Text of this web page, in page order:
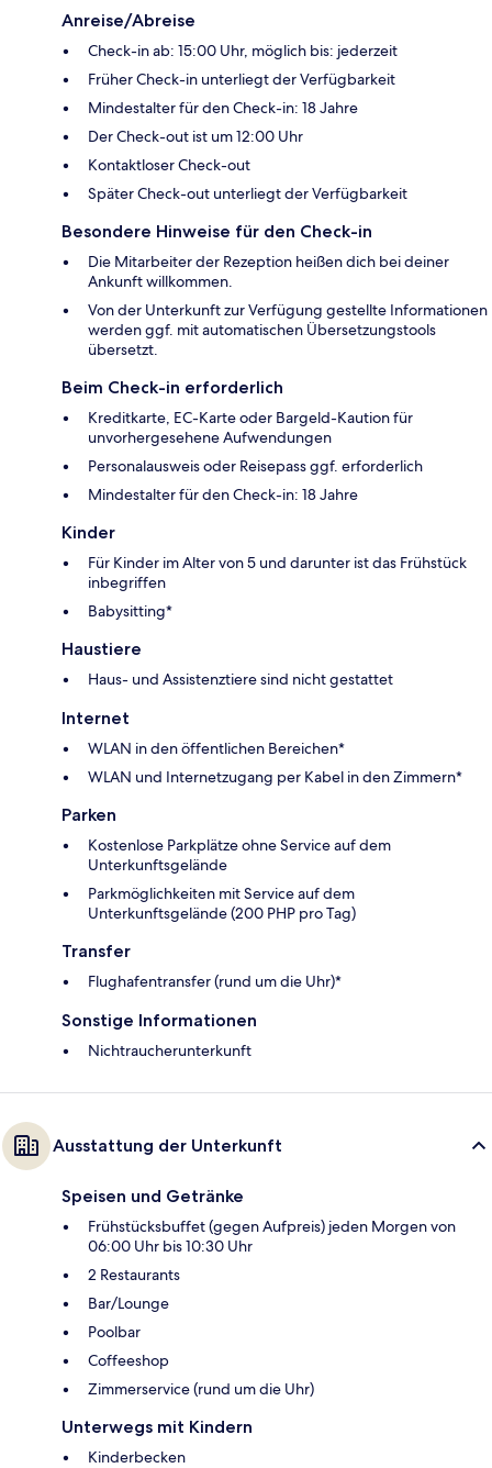
Anreise/Abreise
Check-in ab: 15:00 Uhr, möglich bis: jederzeit
Früher Check-in unterliegt der Verfügbarkeit
Mindestalter für den Check-in: 18 Jahre
Der Check-out ist um 12:00 Uhr
Kontaktloser Check-out
Später Check-out unterliegt der Verfügbarkeit
Besondere Hinweise für den Check-in
Die Mitarbeiter der Rezeption heißen dich bei deiner
Ankunft willkommen.
Von der Unterkunft zur Verfügung gestellte Informationen
werden ggf. mit automatischen Übersetzungstools
übersetzt.
Beim Check-in erforderlich
Kreditkarte, EC-Karte oder Bargeld-Kaution für
unvorhergesehene Aufwendungen
Personalausweis oder Reisepass ggf. erforderlich
Mindestalter für den Check-in: 18 Jahre
Kinder
Für Kinder im Alter von 5 und darunter ist das Frühstück
inbegriffen
Babysitting*
Haustiere
Haus- und Assistenztiere sind nicht gestattet
Internet
WLAN in den öffentlichen Bereichen*
WLAN und Internetzugang per Kabel in den Zimmern*
Parken
Kostenlose Parkplätze ohne Service auf dem
Unterkunftsgelände
Parkmöglichkeiten mit Service auf dem
Unterkunftsgelände (200 PHP pro Tag)
Transfer
Flughafentransfer (rund um die Uhr)*
Sonstige Informationen
Nichtraucherunterkunft
Ausstattung der Unterkunft
Speisen und Getränke
Frühstücksbuffet (gegen Aufpreis) jeden Morgen von
06:00 Uhr bis 10:30 Uhr
2 Restaurants
Bar/Lounge
Poolbar
Coffeeshop
Zimmerservice (rund um die Uhr)
Unterwegs mit Kindern
Kinderbecken